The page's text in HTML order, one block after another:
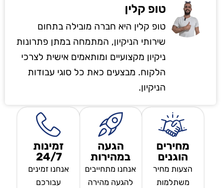
טופ קלין
טופ קלין היא חברה מובילה בתחום
שירותי הניקיון, המתמחה במתן פתרונות
ניקיון מקצועיים ומותאמים אישית לצרכי
הלקוח. מבצעים כאת כל סוגי עבודות
הניקיון.
מחירים
הוגנים
הצעות מחיר
משתלמות
הגעה
במהירות
אנחנו מתחייבים
להגעה מהירה
זמינות
24/7
אנחנו זמינים
עבורכם